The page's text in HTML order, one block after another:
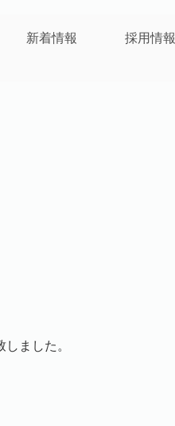
新着情報 採用情報
ました。